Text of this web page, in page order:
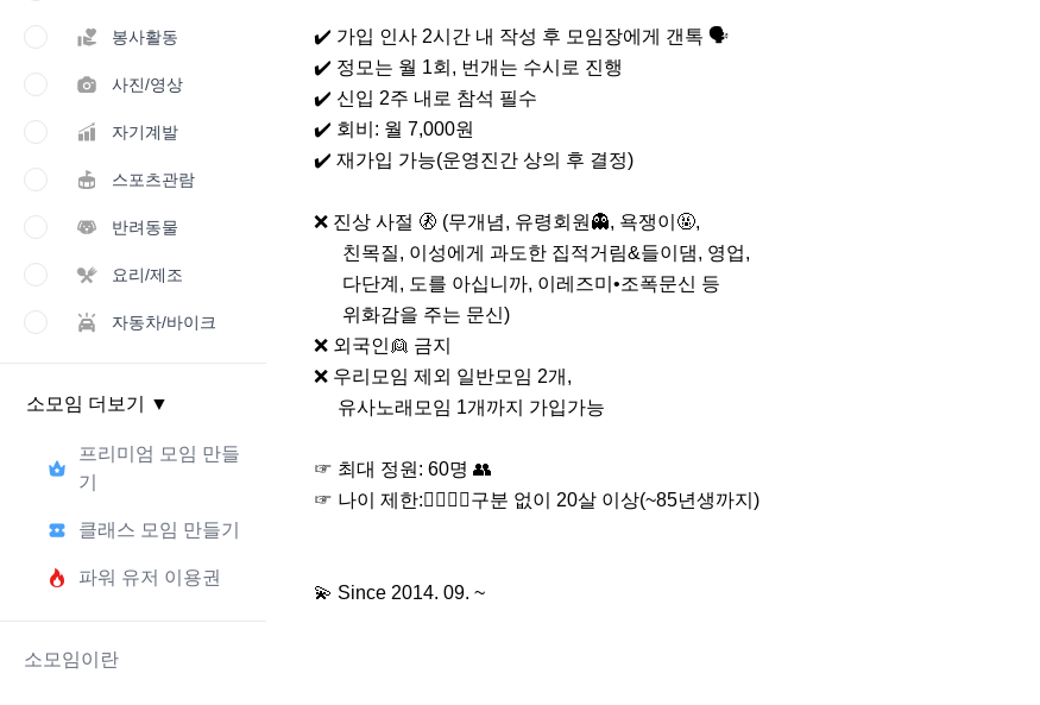
봉사활동
사진/영상
자기계발
스포츠관람
반려동물
요리/제조
자동차/바이크
소모임 더보기 ▼
프리미엄 모임 만들
기
클래스 모임 만들기
파워 유저 이용권
소모임이란
✔️ 가입 인사 2시간 내 작성 후 모임장에게 갠톡 🗣
✔️ 정모는 월 1회, 번개는 수시로 진행
✔️ 신입 2주 내로 참석 필수
✔️ 회비: 월 7,000원
✔️ 재가입 가능(운영진간 상의 후 결정)
❌ 진상 사절 🚷 (무개념, 유령회원👻, 욕쟁이🤬,
❌️ 외국인👱 금지
❌️ 우리모임 제외 일반모임 2개,
☞ 최대 정원: 60명 👥
☞ 나이 제한:🙎‍♂️🙎‍♀️구분 없이 20살 이상(~85년생까지)
💫 Since 2014. 09. ~